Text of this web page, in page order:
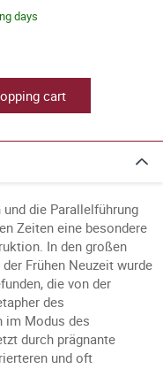
days
cart
die Parallelführung
Zeiten eine besondere
In den großen
Frühen Neuzeit wurde
die von der
des
im Modus des
durch prägnante
und oft